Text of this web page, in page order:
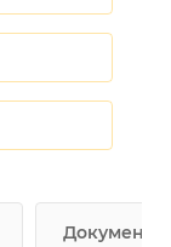
Документы